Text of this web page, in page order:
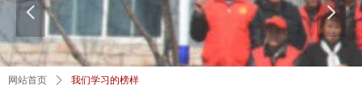
넳 넲
网站首页 ꄲ 我们学习的榜样